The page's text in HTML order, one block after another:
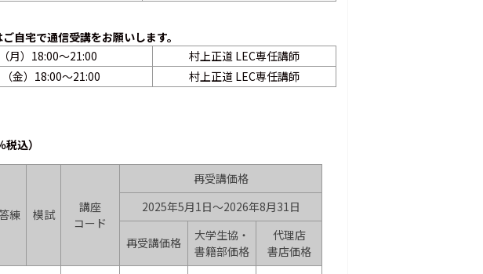
自宅で通信受講をお願いします。
月）18:00～21:00
村上正道 LEC専任講師
金）18:00～21:00 村上正道 LEC専任講師
込）
答練 模試
講座
コード
再受講価格
2025年5月1日～2026年8月31日
再受講価格
大学生協・
書籍部価格
代理店
書店価格